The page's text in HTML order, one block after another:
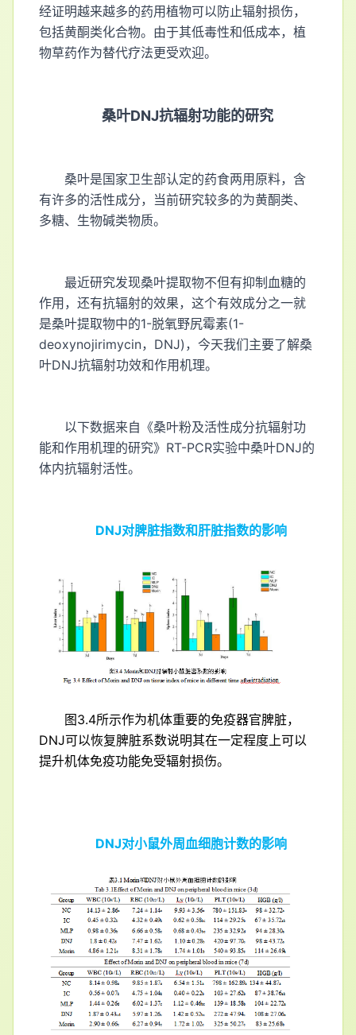
经证明越来越多的药用植物可以防止辐射损伤，
包括黄酮类化合物。由于其低毒性和低成本，植
物草药作为替代疗法更受欢迎。
桑叶DNJ抗辐射功能的研究
桑叶是国家卫生部认定的药食两用原料，含
有许多的活性成分，当前研究较多的为黄酮类、
多糖、生物碱类物质。
最近研究发现桑叶提取物不但有抑制血糖的
作用，还有抗辐射的效果，这个有效成分之一就
是桑叶提取物中的1­-脱氧野尻霉素(1-
deoxynojirimycin，DNJ)，今天我们主要了解桑
叶DNJ抗辐射功效和作用机理。
以下数据来自《桑叶粉及活性成分抗辐射功
能和作用机理的研究》RT-PCR实验中桑叶DNJ的
体内抗辐射活性。
DNJ对脾脏指数和肝脏指数的影响
图3.4所示作为机体重要的免疫器官脾脏，
DNJ可以恢复脾脏系数说明其在一定程度上可以
提升机体免疫功能免受辐射损伤。
DNJ对小鼠外周血细胞计数的影响